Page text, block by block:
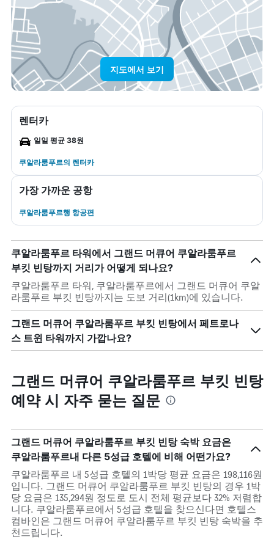
지도에서 보기
렌터카
일일 평균 38원
쿠알라룸푸르​의 렌터카
가장 가까운 공항
쿠알라룸푸르행 항공편
쿠알라룸푸르 타워에서 그랜드 머큐어 쿠알라룸푸르
부킷 빈탕까지 거리가 어떻게 되나요?
쿠알라룸푸르 타워, 쿠알라룸푸르에서 그랜드 머큐어 쿠알
라룸푸르 부킷 빈탕까지는 도보 거리(1km)에 있습니다.
그랜드 머큐어 쿠알라룸푸르 부킷 빈탕에서 페트로나
스 트윈 타워까지 가깝나요?
그랜드 머큐어 쿠알라룸푸르 부킷 빈탕
예약 시 자주 묻는 질문
그랜드 머큐어 쿠알라룸푸르 부킷 빈탕 숙박 요금은
쿠알라룸푸르내 다른 5성급 호텔에 비해 어떤가요?
쿠알라룸푸르 내 5성급 호텔의 1박당 평균 요금은 198,116원
입니다. 그랜드 머큐어 쿠알라룸푸르 부킷 빈탕의 경우 1박
당 요금은 135,294원 정도로 도시 전체 평균보다 32% 저렴합
니다. 쿠알라룸푸르에서 5성급 호텔을 찾으신다면 호텔스
컴바인은 그랜드 머큐어 쿠알라룸푸르 부킷 빈탕 숙박을 추
천드립니다.